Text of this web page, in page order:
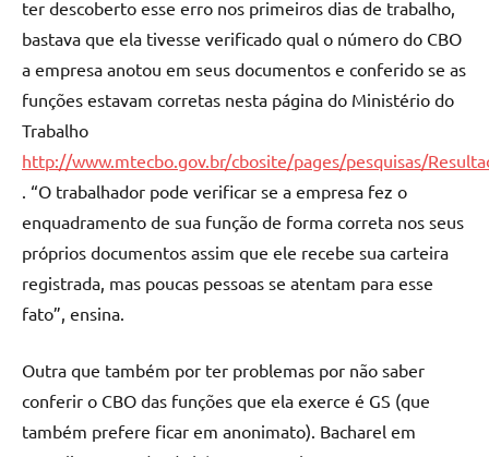
ter descoberto esse erro nos primeiros dias de trabalho,
bastava que ela tivesse verificado qual o número do CBO
a empresa anotou em seus documentos e conferido se as
funções estavam corretas nesta página do Ministério do
Trabalho
http://www.mtecbo.gov.br/cbosite/pages/pesquisas/
. “O trabalhador pode verificar se a empresa fez o
enquadramento de sua função de forma correta nos seus
próprios documentos assim que ele recebe sua carteira
registrada, mas poucas pessoas se atentam para esse
fato”, ensina.
Outra que também por ter problemas por não saber
conferir o CBO das funções que ela exerce é GS (que
também prefere ficar em anonimato). Bacharel em